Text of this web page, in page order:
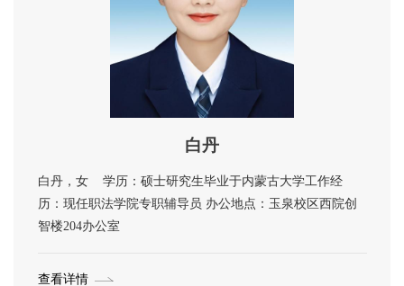
白丹
白丹，女 学历：硕士研究生毕业于内蒙古大学工作经
历：现任职法学院专职辅导员 办公地点：玉泉校区西院创
智楼204办公室
查看详情